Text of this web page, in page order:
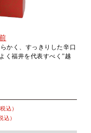
かく、すっきりした辛口
く福井を代表すべく”越
税込）
込）